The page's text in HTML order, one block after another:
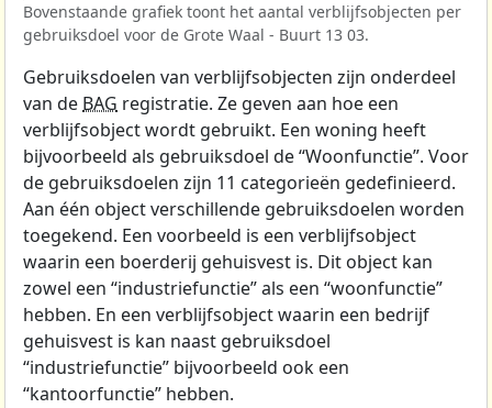
Bovenstaande grafiek toont het aantal verblijfsobjecten per
gebruiksdoel voor de Grote Waal - Buurt 13 03.
Gebruiksdoelen van verblijfsobjecten zijn onderdeel
van de BAG registratie. Ze geven aan hoe een
verblijfsobject wordt gebruikt. Een woning heeft
bijvoorbeeld als gebruiksdoel de “Woonfunctie”. Voor
de gebruiksdoelen zijn 11 categorieën gedefinieerd.
Aan één object verschillende gebruiksdoelen worden
toegekend. Een voorbeeld is een verblijfsobject
waarin een boerderij gehuisvest is. Dit object kan
zowel een “industriefunctie” als een “woonfunctie”
hebben. En een verblijfsobject waarin een bedrijf
gehuisvest is kan naast gebruiksdoel
“industriefunctie” bijvoorbeeld ook een
“kantoorfunctie” hebben.